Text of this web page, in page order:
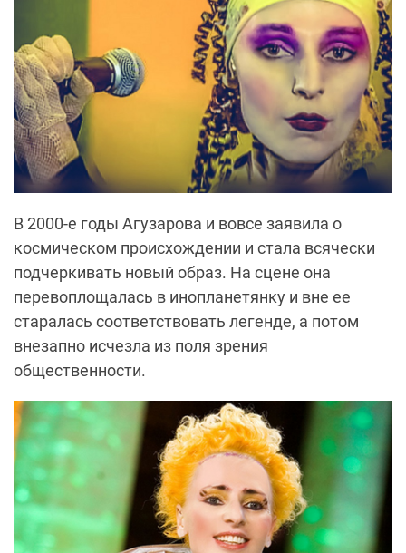
В 2000-е годы Агузарова и вовсе заявила о
космическом происхождении и стала всячески
подчеркивать новый образ. На сцене она
перевоплощалась в инопланетянку и вне ее
старалась соответствовать легенде, а потом
внезапно исчезла из поля зрения
общественности.